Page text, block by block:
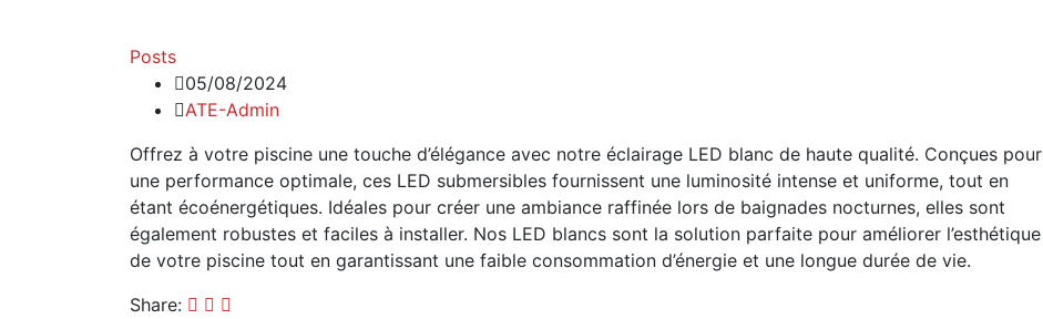
Posts
05/08/2024
ATE-Admin
Offrez à votre piscine une touche d’élégance avec notre éclairage LED blanc de haute qualité. Conçues pour
une performance optimale, ces LED submersibles fournissent une luminosité intense et uniforme, tout en
étant écoénergétiques. Idéales pour créer une ambiance raffinée lors de baignades nocturnes, elles sont
également robustes et faciles à installer. Nos LED blancs sont la solution parfaite pour améliorer l’esthétique
de votre piscine tout en garantissant une faible consommation d’énergie et une longue durée de vie.
Share: